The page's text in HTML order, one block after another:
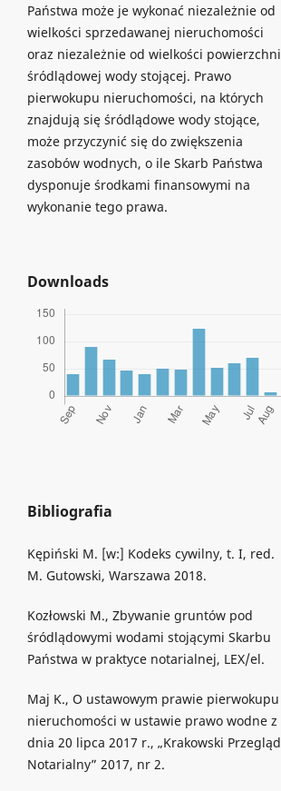
Państwa może je wykonać niezależnie od
wielkości sprzedawanej nieruchomości
oraz niezależnie od wielkości powierzchni
śródlądowej wody stojącej. Prawo
pierwokupu nieruchomości, na których
znajdują się śródlądowe wody stojące,
może przyczynić się do zwiększenia
zasobów wodnych, o ile Skarb Państwa
dysponuje środkami finansowymi na
wykonanie tego prawa.
Downloads
Bibliografia
Kępiński M. [w:] Kodeks cywilny, t. I, red.
M. Gutowski, Warszawa 2018.
Kozłowski M., Zbywanie gruntów pod
śródlądowymi wodami stojącymi Skarbu
Państwa w praktyce notarialnej, LEX/el.
Maj K., O ustawowym prawie pierwokupu
nieruchomości w ustawie prawo wodne z
dnia 20 lipca 2017 r., „Krakowski Przegląd
Notarialny” 2017, nr 2.